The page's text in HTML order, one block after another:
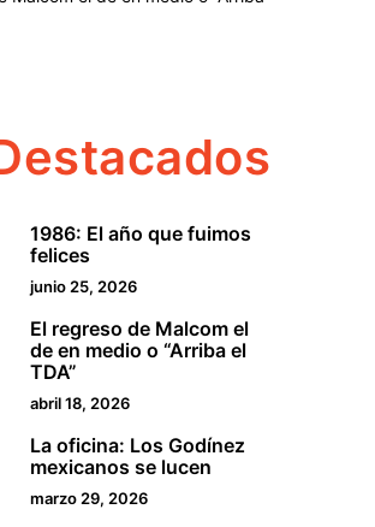
1986: El año que fuimos
felices
junio 25, 2026
El regreso de Malcom el
de en medio o “Arriba el
TDA”
abril 18, 2026
La oficina: Los Godínez
mexicanos se lucen
marzo 29, 2026